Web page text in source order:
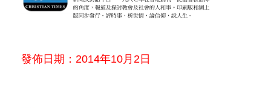
發佈日期：2014年10月2日